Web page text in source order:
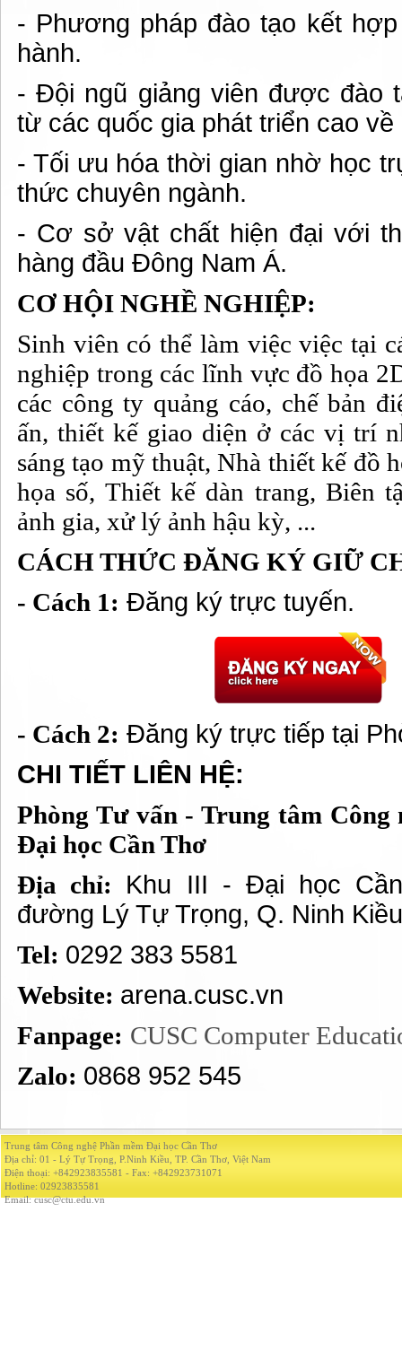
- Phương pháp đào tạo kết
hành.
- Đội ngũ giảng viên được đào
từ các quốc gia phát triển cao về
- Tối ưu hóa thời gian nhờ học
thức chuyên ngành.
- Cơ sở vật chất hiện đại với
hàng đầu Đông Nam Á.
CƠ HỘI NGHỀ NGHIỆP:
Sinh viên có thể làm việc việc tại
nghiệp trong các lĩnh vực đồ họa
các công ty quảng cáo, chế bản
ấn, thiết kế giao diện ở các vị trí
sáng tạo mỹ thuật, Nhà thiết kế đồ
họa số, Thiết kế dàn trang, Biên
ảnh gia, xử lý ảnh hậu kỳ, ...
CÁCH THỨC ĐĂNG KÝ GIỮ
- Cách 1: Đăng ký trực tuyến.
- Cách 2: Đăng ký trực tiếp tại
CHI TIẾT LIÊN HỆ:
Phòng Tư vấn - Trung tâm Công
Đại học Cần Thơ
Địa chỉ: Khu III - Đại học
đường Lý Tự Trọng, Q. Ninh
Tel: 0292 383 5581
Website: arena.cusc.vn
Fanpage: CUSC Computer
Zalo: 0868 952 545
Trung tâm Công nghệ Phần mềm Đại học Cần Thơ
Địa chỉ: 01 - Lý Tự Trọng, P.Ninh Kiều, TP. Cần Thơ, Việt Nam
Điện thoại: +842923835581 - Fax: +842923731071
Hotline: 02923835581
Email: cusc@ctu.edu.vn